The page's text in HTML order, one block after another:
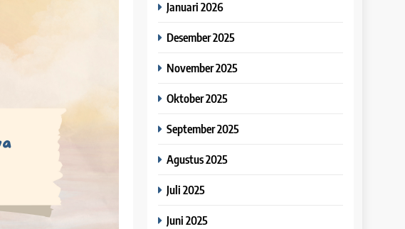
Januari 2026
Desember 2025
November 2025
Oktober 2025
September 2025
Agustus 2025
Juli 2025
Juni 2025